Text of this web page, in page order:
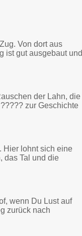
Von dort aus
ist gut ausgebaut und
der Lahn, die
zur Geschichte
Hier lohnt sich eine
das Tal und die
wenn Du Lust auf
zurück nach